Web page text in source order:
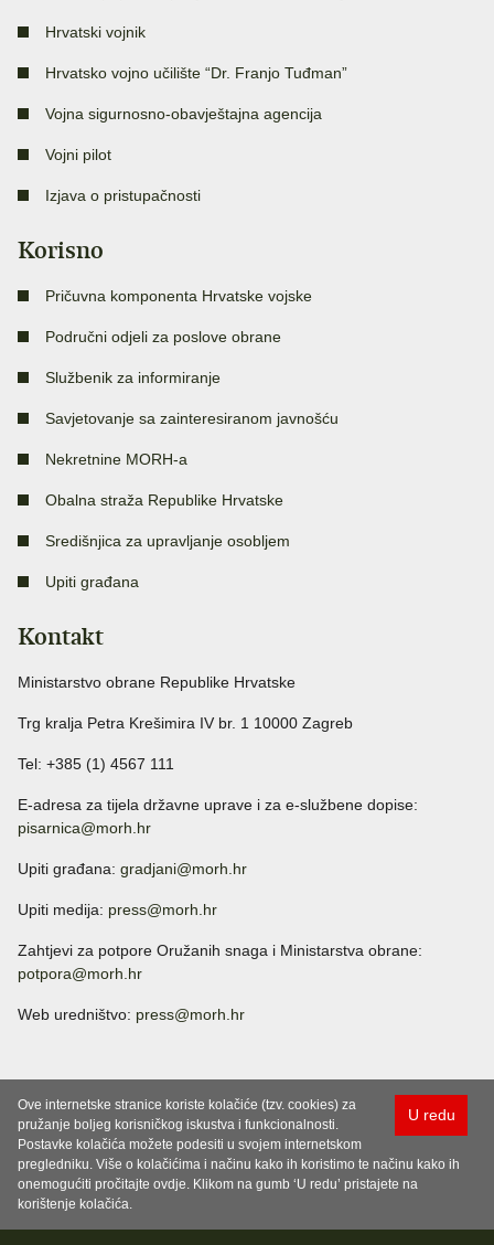
Hrvatski vojnik
Hrvatsko vojno učilište “Dr. Franjo Tuđman”
Vojna sigurnosno-obavještajna agencija
Vojni pilot
Izjava o pristupačnosti
Korisno
Pričuvna komponenta Hrvatske vojske
Područni odjeli za poslove obrane
Službenik za informiranje
Savjetovanje sa zainteresiranom javnošću
Nekretnine MORH-a
Obalna straža Republike Hrvatske
Središnjica za upravljanje osobljem
Upiti građana
Kontakt
Ministarstvo obrane Republike Hrvatske
Trg kralja Petra Krešimira IV br. 1 10000 Zagreb
Tel: +385 (1) 4567 111
E-adresa za tijela državne uprave i za e-službene dopise:
pisarnica@morh.hr
Upiti građana: gradjani@morh.hr
Upiti medija: press@morh.hr
Zahtjevi za potpore Oružanih snaga i Ministarstva obrane:
potpora@morh.hr
Web uredništvo: press@morh.hr
U redu
Ove internetske stranice koriste kolačiće (tzv. cookies) za
pružanje boljeg korisničkog iskustva i funkcionalnosti.
Postavke kolačića možete podesiti u svojem internetskom
pregledniku. Više o kolačićima i načinu kako ih koristimo te načinu kako ih
onemogućiti pročitajte ovdje. Klikom na gumb ‘U redu’ pristajete na
korištenje kolačića.